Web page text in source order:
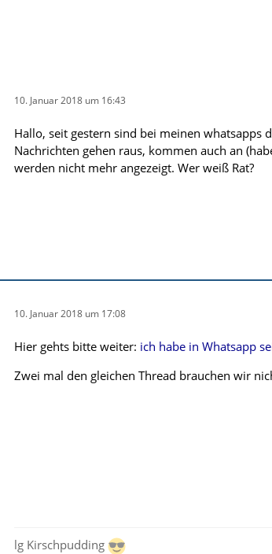
10. Januar 2018 um 16:43
Hallo, seit gestern sind bei meinen whatsapps
Nachrichten gehen raus, kommen auch an
werden nicht mehr angezeigt. Wer weiß Rat?
10. Januar 2018 um 17:08
Hier gehts bitte weiter: ich habe in Whatsapp
Zwei mal den gleichen Thread brauchen wir
lg Kirschpudding